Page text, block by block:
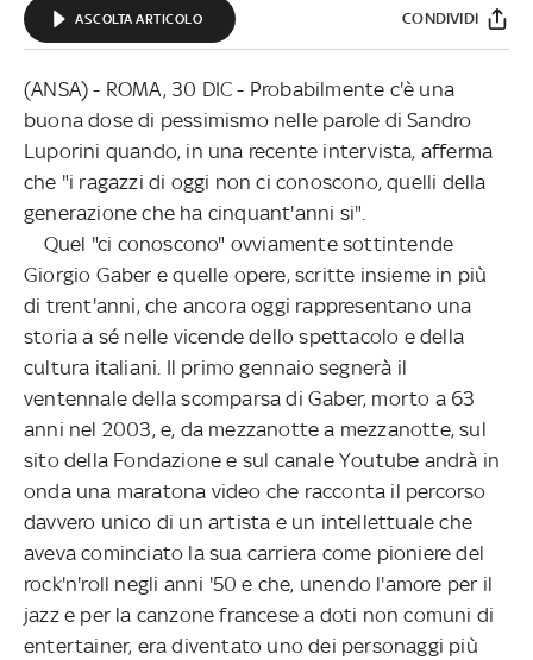
ASCOLTA ARTICOLO CONDIVIDI
(ANSA) - ROMA, 30 DIC - Probabilmente c'è una
buona dose di pessimismo nelle parole di Sandro
Luporini quando, in una recente intervista, afferma
che "i ragazzi di oggi non ci conoscono, quelli della
generazione che ha cinquant'anni si".
Quel "ci conoscono" ovviamente sottintende
Giorgio Gaber e quelle opere, scritte insieme in più
di trent'anni, che ancora oggi rappresentano una
storia a sé nelle vicende dello spettacolo e della
cultura italiani. Il primo gennaio segnerà il
ventennale della scomparsa di Gaber, morto a 63
anni nel 2003, e, da mezzanotte a mezzanotte, sul
sito della Fondazione e sul canale Youtube andrà in
onda una maratona video che racconta il percorso
davvero unico di un artista e un intellettuale che
aveva cominciato la sua carriera come pioniere del
rock'n'roll negli anni '50 e che, unendo l'amore per il
jazz e per la canzone francese a doti non comuni di
entertainer, era diventato uno dei personaggi più